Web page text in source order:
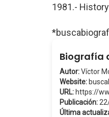
1981.-
Biografía
Autor:Víctor
Website:
URL: https://
Publicación:
Última